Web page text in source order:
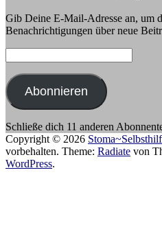
Gib Deine E-Mail-Adresse an, um
Benachrichtigungen über neue
Mail-
Adresse:
Abonnieren
Schließe dich 11 anderen
Copyright © 2026
vorbehalten. Theme: Radiate von
WordPress.